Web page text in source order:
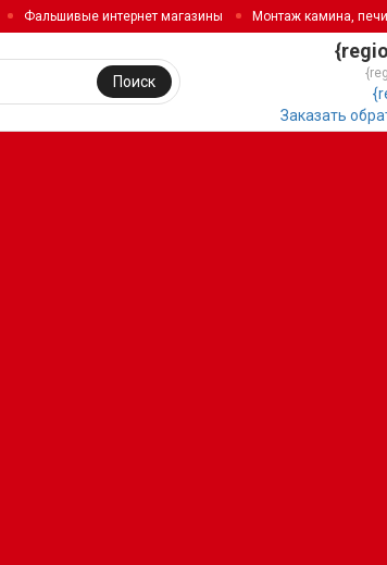
Фальшивые интернет магазины Монтаж камина,
Заказать
Поиск